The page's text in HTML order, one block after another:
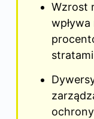
Wzrost